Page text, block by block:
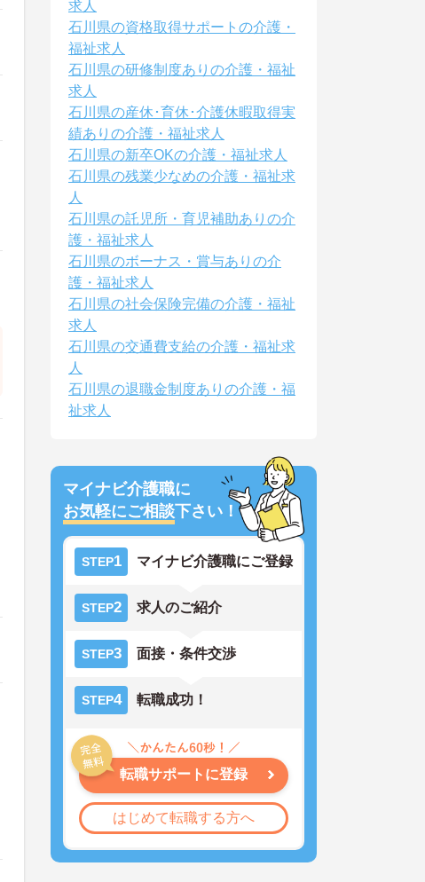
求人
石川県の資格取得サポートの介護・
福祉求人
石川県の研修制度ありの介護・福祉
求人
石川県の産休･育休･介護休暇取得実
績ありの介護・福祉求人
石川県の新卒OKの介護・福祉求人
石川県の残業少なめの介護・福祉求
人
石川県の託児所・育児補助ありの介
護・福祉求人
石川県のボーナス・賞与ありの介
護・福祉求人
石川県の社会保険完備の介護・福祉
求人
石川県の交通費支給の介護・福祉求
人
石川県の退職金制度ありの介護・福
祉求人
マイナビ介護職に
お気軽にご相談下さい！
STEP1 マイナビ介護職にご登録
STEP2 求人のご紹介
STEP3 面接・条件交渉
STEP4 転職成功！
転職サポートに登録
はじめて転職する方へ